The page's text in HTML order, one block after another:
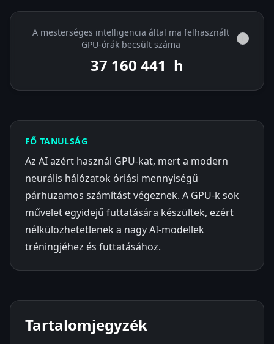
A mesterséges intelligencia által ma felhasznált
GPU-órák becsült száma
i
37 161 116 h
FŐ TANULSÁG
Az AI azért használ GPU-kat, mert a modern
neurális hálózatok óriási mennyiségű
párhuzamos számítást végeznek. A GPU-k sok
művelet egyidejű futtatására készültek, ezért
nélkülözhetetlenek a nagy AI-modellek
tréningjéhez és futtatásához.
Tartalomjegyzék